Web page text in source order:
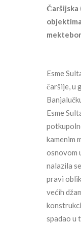
Čaršijska
Esme
čaršije, u
Esme
kamenim
osnovom
nalazila
pravi
većih
spadao u